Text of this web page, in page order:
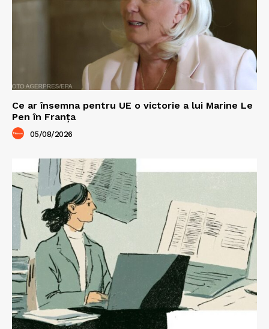
Ce ar însemna pentru UE o victorie a lui Marine Le
Pen în Franța
05/08/2026